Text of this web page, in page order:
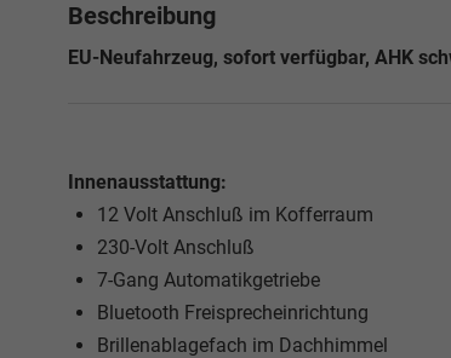
Beschreibung
EU-Neufahrzeug, sofort verfügbar, AHK
Innenausstattung:
12 Volt Anschluß im Kofferraum
230-Volt Anschluß
7-Gang Automatikgetriebe
Bluetooth Freisprecheinrichtung
Brillenablagefach im Dachhimmel